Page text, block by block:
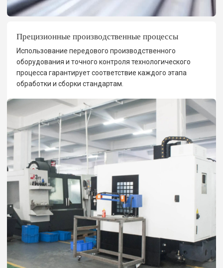
Прецизионные производственные процессы
Использование передового производственного
оборудования и точного контроля технологического
процесса гарантирует соответствие каждого этапа
обработки и сборки стандартам.